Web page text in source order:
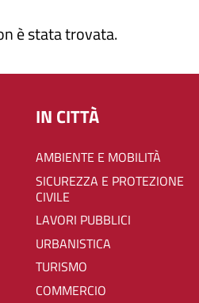
è stata trovata.
IN CITTÀ
AMBIENTE E MOBILITÀ
SICUREZZA E PROTEZIONE
CIVILE
LAVORI PUBBLICI
URBANISTICA
TURISMO
COMMERCIO